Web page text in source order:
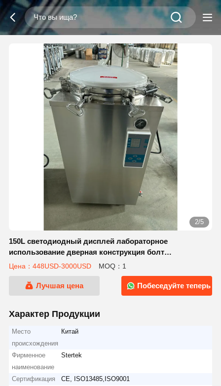
2/5
150L светодиодный дисплей лабораторное
использование дверная конструкция болт
вертикальный автоклав
Цена：448USD-3000USD MOQ：1
Лучшая цена Побеседуйте теперь
Характер Продукции
Место
происхождения
Китай
Фирменное
наименование
Stertek
Сертификация
CE, ISO13485,ISO9001